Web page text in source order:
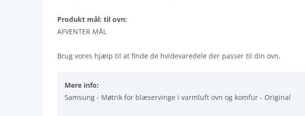
Produkt mål: til ovn:
AFVENTER MÅL
Brug vores hjælp til at finde de hvidevaredele der passer til din ovn.
Mere info:
Samsung - Møtrik for blæservinge i varmluft ovn og komfur - Original